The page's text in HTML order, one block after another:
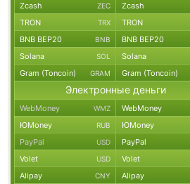
Zcash ZEC Zcash
TRON TRX TRON
BNB BEP20 BNB BNB BEP20
Solana SOL Solana
Gram (Toncoin) GRAM Gram (Toncoin)
Электронные деньги
WebMoney WMZ WebMoney
ЮMoney RUB ЮMoney
PayPal USD PayPal
Volet USD Volet
Alipay CNY Alipay